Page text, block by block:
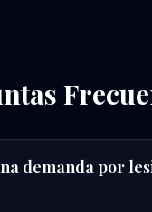
demanda por